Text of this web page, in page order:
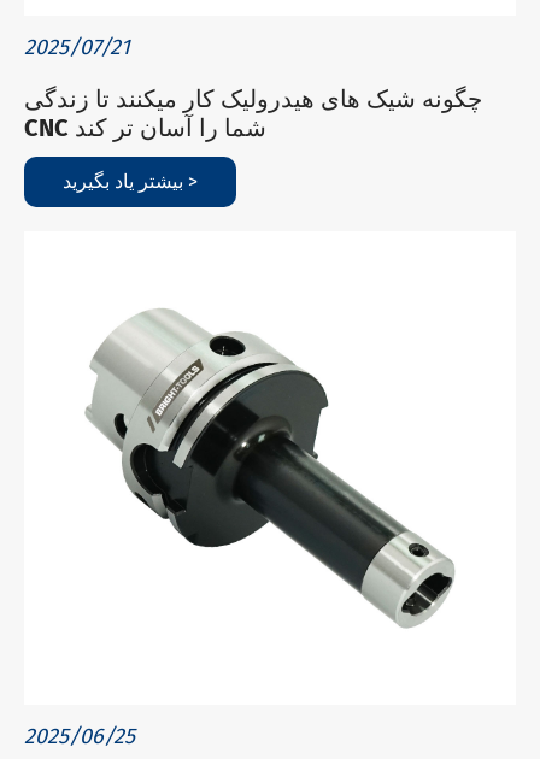
2025/07/21
چگونه شیک های هیدرولیک کار میکنند تا زندگی
CNC شما را آسان تر کند
بیشتر یاد بگیرید >
2025/06/25